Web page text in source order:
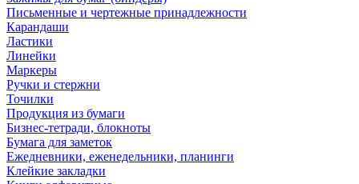
Письменные и чертежные принадлежности
Карандаши
Ластики
Линейки
Маркеры
Ручки и стержни
Точилки
Продукция из бумаги
Бизнес-тетради, блокноты
Бумага для заметок
Ежедневники, еженедельники, планинги
Клейкие закладки